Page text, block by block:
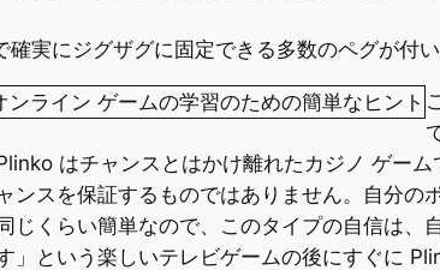
実にジグザグに固定できる多数のペグが付い
はチャンスとはかけ離れたカジノ ゲーム
ンスを保証するものではありません。自分の
くらい簡単なので、このタイプの自信は、
という楽しいテレビゲームの後にすぐに